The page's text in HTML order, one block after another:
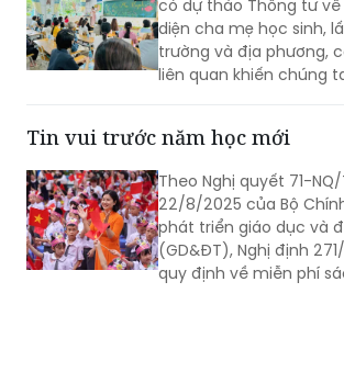
học sinh
Cùng thời điểm Bộ
có dự thảo Thông tư
trường và địa phương,
liên quan khiến chúng
có các quy định chặt
tình trạng Ban đại diện
(Hội phụ huynh học sinh
thu tại một số nơi.
Tin vui trước năm học mới
Theo Nghị quyết 71-
22/8/2025 của Bộ